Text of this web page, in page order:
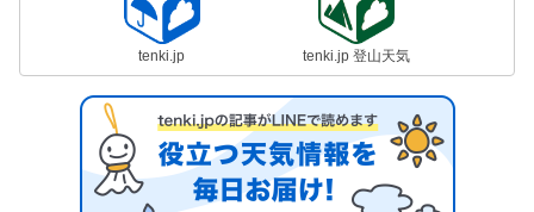
tenki.jp tenki.jp 登山天気